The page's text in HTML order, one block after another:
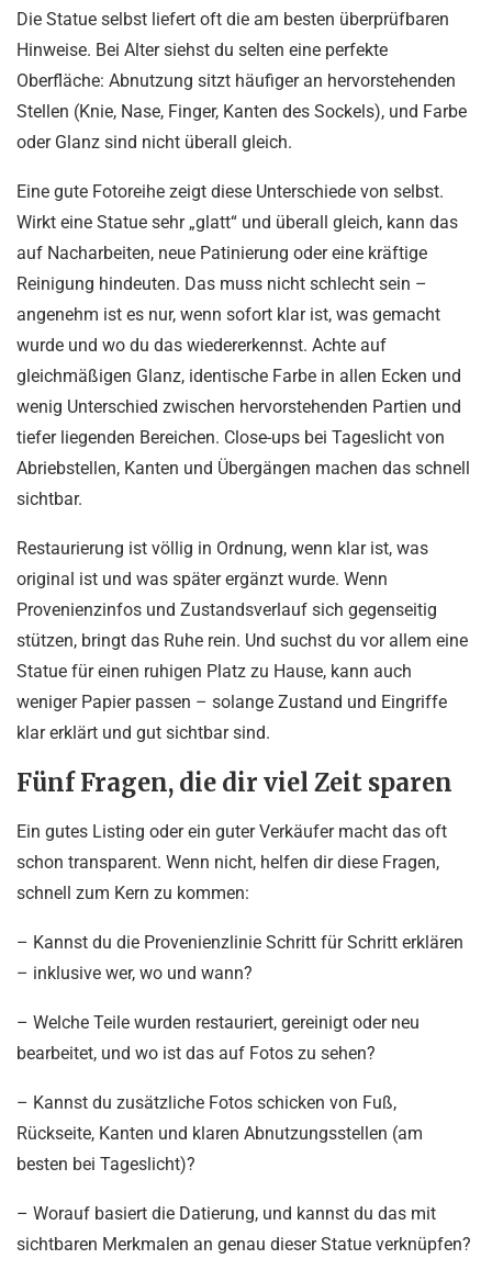
Die Statue selbst liefert oft die am besten überprüfbaren
Hinweise. Bei Alter siehst du selten eine perfekte
Oberfläche: Abnutzung sitzt häufiger an hervorstehenden
Stellen (Knie, Nase, Finger, Kanten des Sockels), und Farbe
oder Glanz sind nicht überall gleich.
Eine gute Fotoreihe zeigt diese Unterschiede von selbst.
Wirkt eine Statue sehr „glatt“ und überall gleich, kann das
auf Nacharbeiten, neue Patinierung oder eine kräftige
Reinigung hindeuten. Das muss nicht schlecht sein –
angenehm ist es nur, wenn sofort klar ist, was gemacht
wurde und wo du das wiedererkennst. Achte auf
gleichmäßigen Glanz, identische Farbe in allen Ecken und
wenig Unterschied zwischen hervorstehenden Partien und
tiefer liegenden Bereichen. Close-ups bei Tageslicht von
Abriebstellen, Kanten und Übergängen machen das schnell
sichtbar.
Restaurierung ist völlig in Ordnung, wenn klar ist, was
original ist und was später ergänzt wurde. Wenn
Provenienzinfos und Zustandsverlauf sich gegenseitig
stützen, bringt das Ruhe rein. Und suchst du vor allem eine
Statue für einen ruhigen Platz zu Hause, kann auch
weniger Papier passen – solange Zustand und Eingriffe
klar erklärt und gut sichtbar sind.
Fünf Fragen, die dir viel Zeit sparen
Ein gutes Listing oder ein guter Verkäufer macht das oft
schon transparent. Wenn nicht, helfen dir diese Fragen,
schnell zum Kern zu kommen:
– Kannst du die Provenienzlinie Schritt für Schritt erklären
– inklusive wer, wo und wann?
– Welche Teile wurden restauriert, gereinigt oder neu
bearbeitet, und wo ist das auf Fotos zu sehen?
– Kannst du zusätzliche Fotos schicken von Fuß,
Rückseite, Kanten und klaren Abnutzungsstellen (am
besten bei Tageslicht)?
– Worauf basiert die Datierung, und kannst du das mit
sichtbaren Merkmalen an genau dieser Statue verknüpfen?